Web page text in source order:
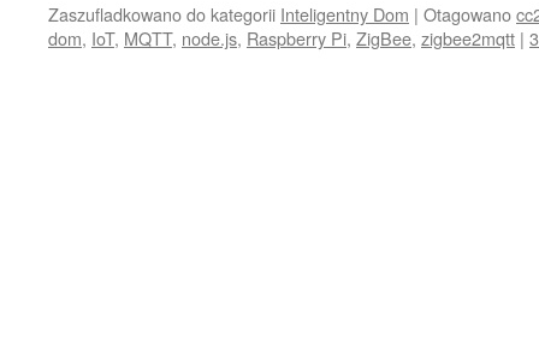
Zaszufladkowano do kategorii Inteligentny Dom | Otagowano
dom, IoT, MQTT, node.js, Raspberry Pi, ZigBee, zigbee2mqtt |